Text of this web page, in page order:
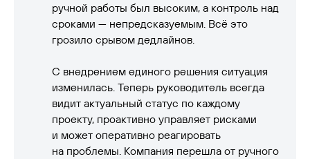
ручной работы был высоким, а контроль над
сроками — непредсказуемым. Всё это
грозило срывом дедлайнов.
С внедрением единого решения ситуация
изменилась. Теперь руководитель всегда
видит актуальный статус по каждому
проекту, проактивно управляет рисками
и может оперативно реагировать
на проблемы. Компания перешла от ручного